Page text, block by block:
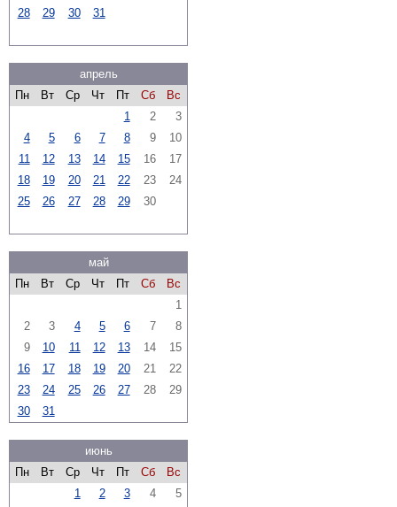
28
29 30 31
апрель
Пн
Вт Ср Чт Пт Сб
Вс
1
2
3
4
5 6 7 8 9
10
11
12 13 14 15 16
17
18
19 20 21 22 23
24
25
26 27 28 29 30
май
Пн
Вт Ср Чт Пт Сб
Вс
1
2
3 4 5 6 7
8
9
10 11 12 13 14
15
16
17 18 19 20 21
22
23
24 25 26 27 28
29
30
31
июнь
Пн
Вт Ср Чт Пт Сб
Вс
1
2 3 4
5